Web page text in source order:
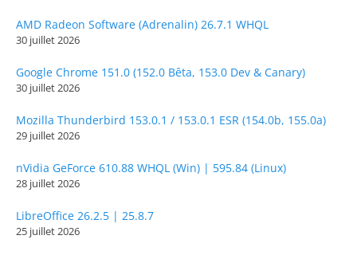
AMD Radeon Software (Adrenalin) 26.7.1 WHQL
30 juillet 2026
Google Chrome 151.0 (152.0 Bêta, 153.0 Dev & Canary)
30 juillet 2026
Mozilla Thunderbird 153.0.1 / 153.0.1 ESR (154.0b, 155.0a)
29 juillet 2026
nVidia GeForce 610.88 WHQL (Win) | 595.84 (Linux)
28 juillet 2026
LibreOffice 26.2.5 | 25.8.7
25 juillet 2026